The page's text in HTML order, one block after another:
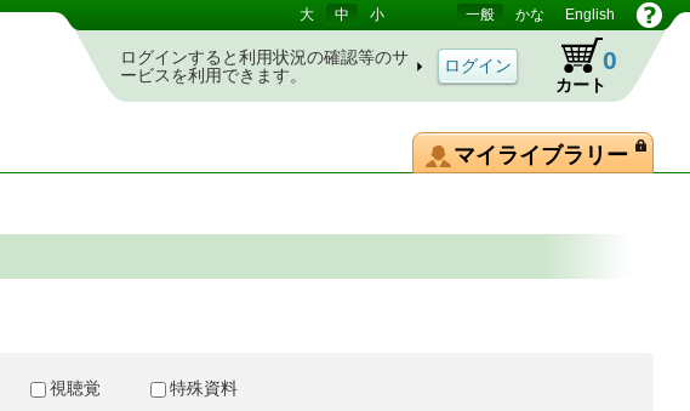
大 中 小 一般 かな English
ログインすると利用状況の確認等のサ
ービスを利用できます。
カート
0
マイライブラリー
視聴覚 特殊資料